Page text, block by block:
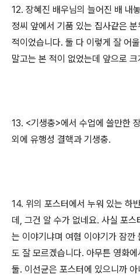
12. 장혜진 배우님의 늘어진 배 내
정씨 앞에서 기품 있는 집사같은
적이었습니다. 둘 다 이렇게 잘 어
말고는 본 적이 없었는데 앞으로
13. <기생충>에서 수업에 쓸만한
외에 유행성 결핵과 기생충.
14. 위의 포스터에서 누워 있는 하
데, 그건 알 수가 없네요. 사실 포
는 이야기냐며 여혐 이야기가 잠깐
도 잘 모르겠습니다. 아무튼 영화
둘. 이선균은 포스터에 있으니까